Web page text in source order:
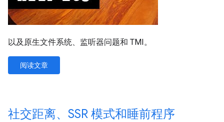
以及原生文件系统、监听器问题和 TMI。
阅读文章
社交距离、SSR 模式和睡前程序